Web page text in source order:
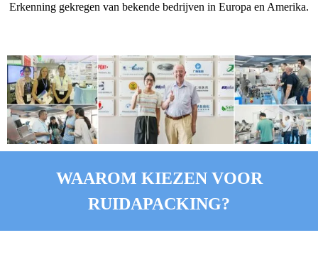
Erkenning gekregen van bekende bedrijven in Europa en Amerika.
WAAROM KIEZEN VOOR
RUIDAPACKING?